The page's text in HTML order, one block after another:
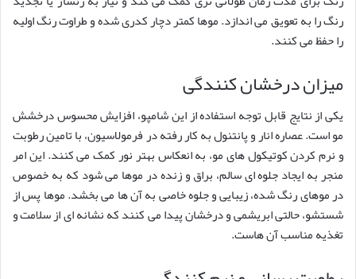
رنگ را به تعویق می اندازد. موها کمتر دچار کدری شده و طراوت رنگ اولیه
را حفظ می کنند.
میزان درخشان کنندگی
یکی از نتایج قابل توجه استفاده از این شامپو، افزایش محسوس درخشش
مو است. عصاره انار و پانتنول به کار رفته در فرمولاسیون، با تامین رطوبت
و نرم کردن کوتیکول های مو، به انعکاس بهتر نور کمک می کنند. این امر
منجر به ایجاد جلوه ای سالم، براق و زنده در موها می شود که به خصوص
در موهای رنگ شده، زیبایی و جلوه خاصی به آن ها می بخشد. موها پس از
شستشو، حالتی ابریشمی و درخشان پیدا می کنند که نشانه ای از سلامت و
تغذیه مناسب آن هاست.